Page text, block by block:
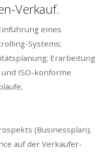
Verkauf.
eines
Systems;
Erarbeitung
ISO-konforme
(Businessplan);
auf der Verkäufer-